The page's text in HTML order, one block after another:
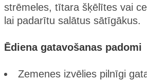
strēmeles, tītara šķēlītes vai
lai padarītu salātus sātīgākus.
Ēdiena gatavošanas padomi
Zemenes izvēlies pilnīgi